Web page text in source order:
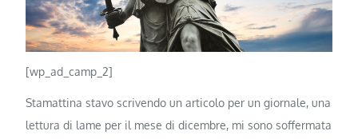
[wp_ad_camp_2]
Stamattina stavo scrivendo un articolo per un giornale, una
lettura di lame per il mese di dicembre, mi sono soffermata